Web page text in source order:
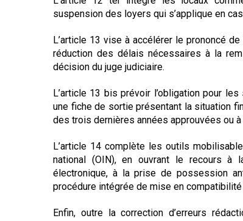
suspension des loyers qui s’applique en
L’article 13 vise à accélérer le prononcé
réduction des délais nécessaires à la
décision du juge judiciaire.
L’article 13 bis prévoir l’obligation pour
une fiche de sortie présentant la situation
des trois dernières années approuvées ou à
L’article 14 complète les outils
national (OIN), en ouvrant le recours à
électronique, à la prise de possession
procédure intégrée de mise en compatibilité
Enfin, outre la correction d’erreurs